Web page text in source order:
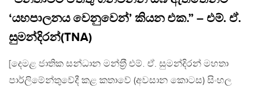
‘යහපාලනය වෙනුවෙන්’ කියන එක.” – එම්. ඒ.
සුමන්දිරන්(TNA)
[දෙමළ ජාතික සන්ධාන මන්ත‍්‍රී එම්. ඒ. සුමන්දිරන් මහතා
පාර්ලිමේන්තුවේදී කළ කතාවේ (අවසාන කොටස) සිංහල